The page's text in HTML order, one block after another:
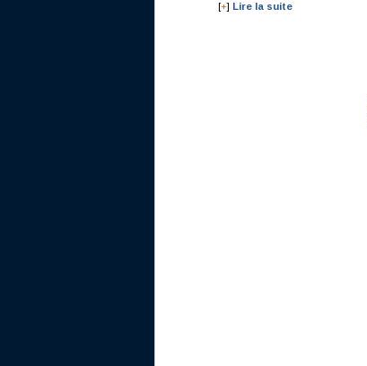
[+] Lire la suite